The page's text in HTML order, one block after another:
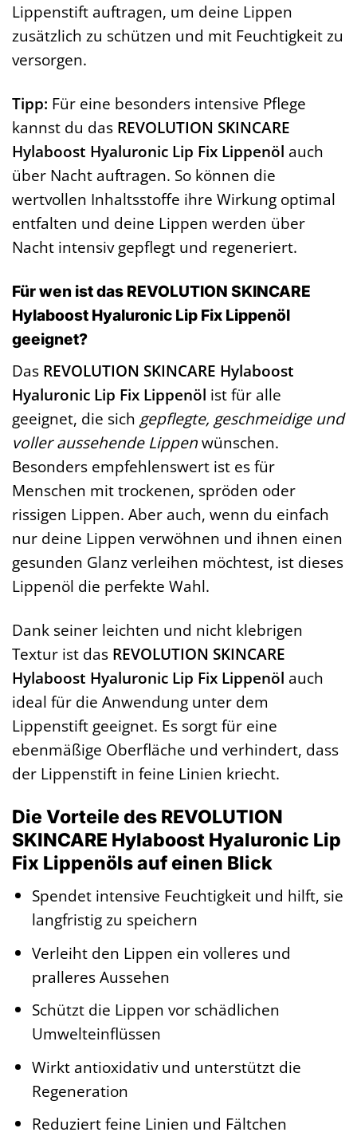
Lippenstift auftragen, um deine Lippen
zusätzlich zu schützen und mit Feuchtigkeit zu
versorgen.
Tipp: Für eine besonders intensive Pflege
kannst du das REVOLUTION SKINCARE
Hylaboost Hyaluronic Lip Fix Lippenöl auch
über Nacht auftragen. So können die
wertvollen Inhaltsstoffe ihre Wirkung optimal
entfalten und deine Lippen werden über
Nacht intensiv gepflegt und regeneriert.
Für wen ist das REVOLUTION SKINCARE
Hylaboost Hyaluronic Lip Fix Lippenöl
geeignet?
Das REVOLUTION SKINCARE Hylaboost
Hyaluronic Lip Fix Lippenöl ist für alle
geeignet, die sich gepflegte, geschmeidige und
voller aussehende Lippenwünschen.
Besonders empfehlenswert ist es für
Menschen mit trockenen, spröden oder
rissigen Lippen. Aber auch, wenn du einfach
nur deine Lippen verwöhnen und ihnen einen
gesunden Glanz verleihen möchtest, ist dieses
Lippenöl die perfekte Wahl.
Dank seiner leichten und nicht klebrigen
Textur ist das REVOLUTION SKINCARE
Hylaboost Hyaluronic Lip Fix Lippenöl auch
ideal für die Anwendung unter dem
Lippenstift geeignet. Es sorgt für eine
ebenmäßige Oberfläche und verhindert, dass
der Lippenstift in feine Linien kriecht.
Die Vorteile des REVOLUTION
SKINCARE Hylaboost Hyaluronic Lip
Fix Lippenöls auf einen Blick
Spendet intensive Feuchtigkeit und hilft, sie
langfristig zu speichern
Verleiht den Lippen ein volleres und
pralleres Aussehen
Schützt die Lippen vor schädlichen
Umwelteinflüssen
Wirkt antioxidativ und unterstützt die
Regeneration
Reduziert feine Linien und Fältchen